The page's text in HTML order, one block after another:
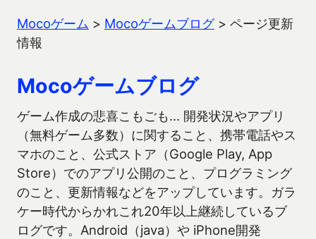
Mocoゲーム > Mocoゲームブログ> ページ更新
情報
Mocoゲームブログ
ゲーム作成の悲喜こもごも… 開発状況やアプリ
（無料ゲーム多数）に関すること、携帯電話やス
マホのこと、公式ストア（Google Play, App
Store）でのアプリ公開のこと、プログラミング
のこと、更新情報などをアップしています。ガラ
ケー時代からかれこれ20年以上継続しているブ
ログです。Android（java）や iPhone開発